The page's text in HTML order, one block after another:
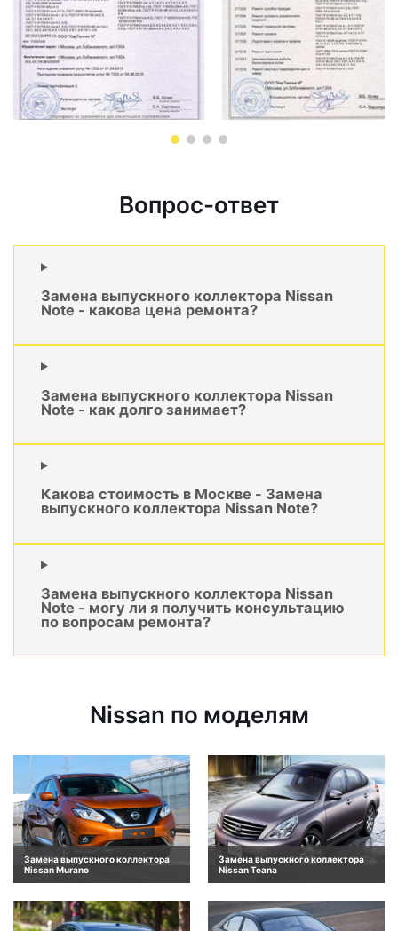
Вопрос-ответ
Замена выпускного коллектора Nissan
Note - какова цена ремонта?
Замена выпускного коллектора Nissan
Note - как долго занимает?
Какова стоимость в Москве - Замена
выпускного коллектора Nissan Note?
Замена выпускного коллектора Nissan
Note - могу ли я получить консультацию
по вопросам ремонта?
Nissan по моделям
Замена выпускного коллектора
Nissan Murano
Замена выпускного коллектора
Nissan Teana